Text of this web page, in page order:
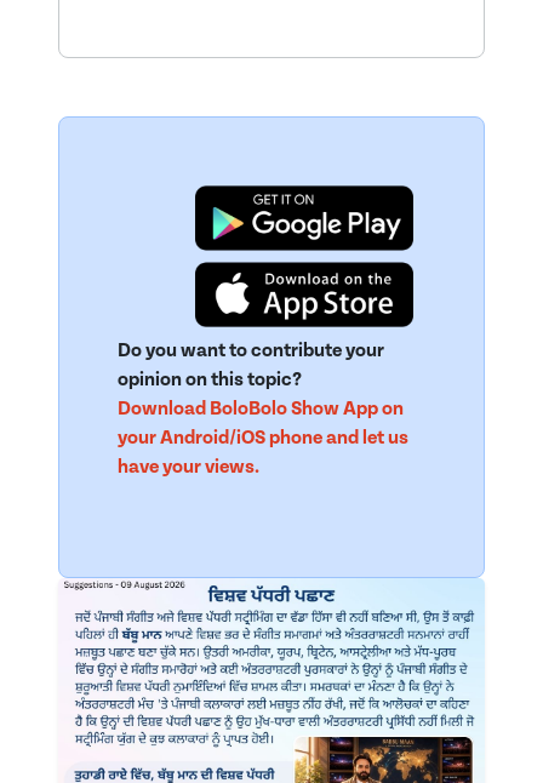
Do you want to contribute your
opinion on this topic?
Download BoloBolo Show App on
your Android/iOS phone and let us
have your views.